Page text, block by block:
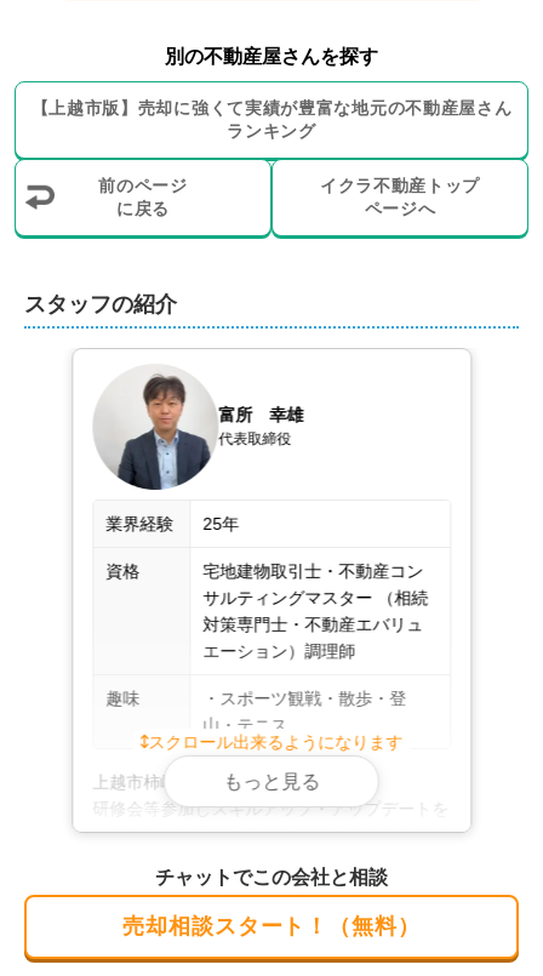
別の不動産屋さんを探す
【 上越市版】 売却に強くて実績が豊富な地元の不動産屋さん
ランキング
前のページ
に戻る
イクラ不動産トップ
ページへ
知られずに売却されたい方、なかなか売れずにお困りの
方も安心してご相談ください。
また、リフォームや解体工事、引越し業者や不用品処分
業者のご紹介、土地の測量、インスペクションの実施、
高齢者施設のご案内など、売却に伴うサービスも豊富に
ご用意しております。
さらに賃貸仲介も扱っておりますので、売却後のお住ま
いとして賃貸物件が必要な場合も、ワンストップでご紹
介が可能です。売主様のお手間やご負担を軽減する売却
サポートをお約束いたしますので、不動産に関すること
ならぜひ弊社にお任せください。
不動産売却は、株式会社 すむとこにお任せくだ
弊社では、ファイナンシャルプランナーや弁護士、税理
士、司法書士、土地家屋調査士、建築士、競売主任者と
も連携しております。離婚や相続による売却、任意売却
など、複雑な事情が絡む案件も安心してお任せくださ
い。住み替えや空き家の売却も得意です。
査定やご相談は無料。もちろん秘密厳守です。店舗には
駐車場を完備しておりますので、お車でもご来店いただ
けます。駅までのご送迎も可能です。ご来店がむずかし
い場合は、出張やオンライン相談もお受けいたします。
わかりやすいご説明と小回りの利く柔軟な対応で、誠意
ある公正なお取引の実現を目指します。不動産に関する
ことなら、どのようなことでもお気軽にご相談くださ
い。
スタッフの紹介
富所　幸雄
代表取締役
業界経験 25年
資格
宅地建物取引士・不動産コン
サルティングマスター （相続
対策専門士・不動産エバリュ
エーション）調理師
趣味
・スポーツ観戦・散歩・登
山・テニス
上越市柿崎区出身
研修会等参加しスキルアップ・アップデートを
繰り返し、お客様の不安を解消できるよう努め
はじめの一歩は私にご相談ください。
スクロール出来るようになります
もっと見る
チャットでこの会社と相談
売却相談スタート！（無料）